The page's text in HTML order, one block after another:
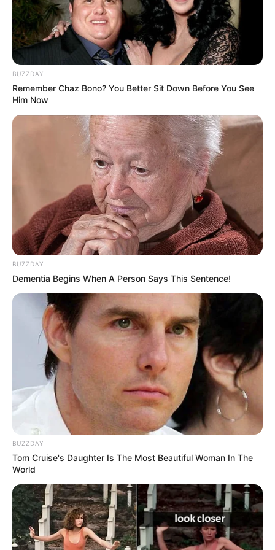
INFANTIL 3 de fevereiro de 2024
Peça infantil gratuita na Caixa
Cultural: No Armário não Cabe
Ninguém,...
Caixa Cultural Curitiba recebe
espetáculo musical infantil
Cabelos Arrepiados; Entrada
Gratuita
INFANTIL 4 de janeiro de 2024
Quarta edição do Jardim Literário
acontece no Jardim dos Sonhos,
no...
INFANTIL 8 de dezembro de 2023
do Gente Miúda – festival de...
INFANTIL 17 de novembro de 2023
Mostra de Teatro: serão 24 peças
gratuitas, de 16 a 24...
14 de setembro de 2023
Festas Juninas: Shoppings de
Curitiba promovem festas nesse
final de semana
parte da programação do Olhar
de Cinema...
INFANTIL 31 de maio de 2023
BUZZDAY
Remember Chaz Bono? You Better Sit Down Before You See
Him Now
BUZZDAY
Dementia Begins When A Person Says This Sentence!
BUZZDAY
Tom Cruise's Daughter Is The Most Beautiful Woman In The
World